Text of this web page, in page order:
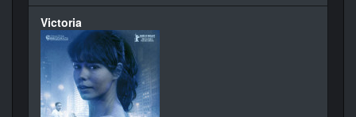
Victoria